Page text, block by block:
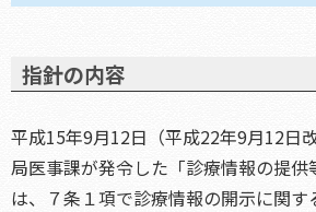
指針の内容
平成15年9月12日（平成22年9月12日
局医事課が発令した「診療情報の提
は、７条１項で診療情報の開示に関